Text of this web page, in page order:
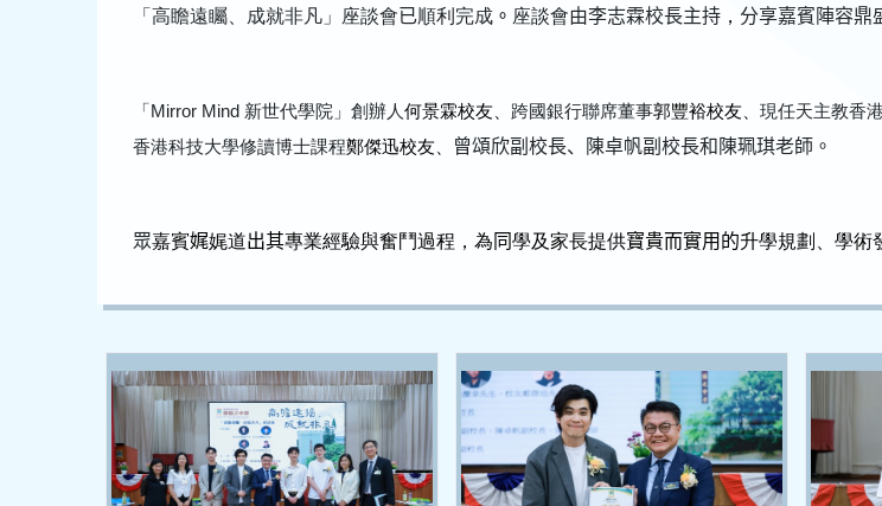
「高瞻遠矚、成就非凡」座談會已順利完成 。 座談會由李志霖校長主持 ， 分享嘉賓陣容鼎
「Mirror Mind 新世代學院」創辦人何景霖校友、 跨國銀行聯席董事郭豐裕校友、現任天主教香
香港科技大學修讀博士課程鄭傑迅校友、 曾頌欣副校長、陳卓帆副校長和陳珮琪老師 。
眾嘉賓娓娓道出其專業經驗與奮鬥過程，為 同學及家長提供寶貴而實用的升學規劃、學術